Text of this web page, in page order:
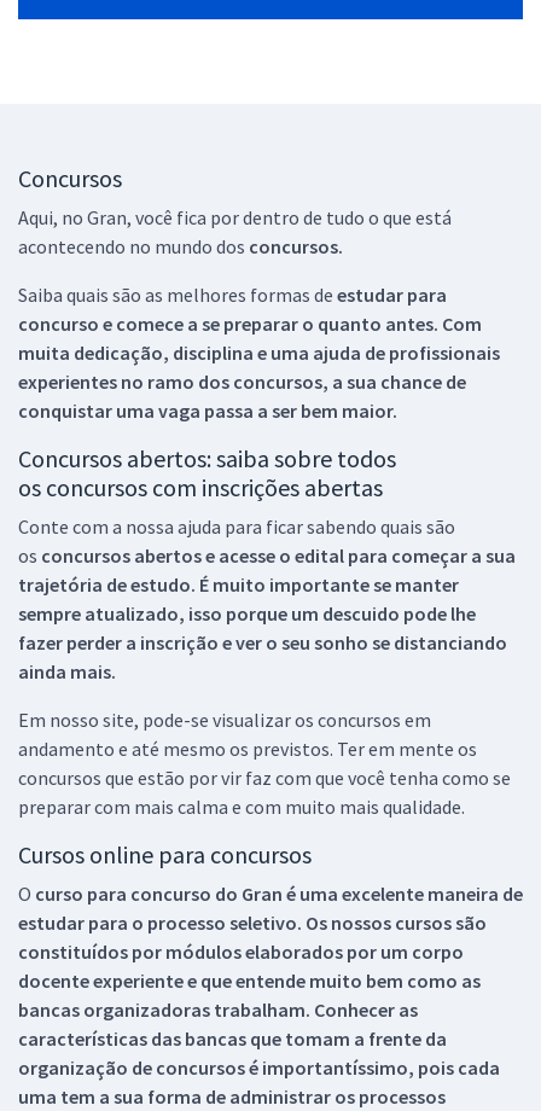
Concursos
Aqui, no Gran, você fica por dentro de tudo o que está
acontecendo no mundo dos concursos.
Saiba quais são as melhores formas de estudar para
concurso e comece a se preparar o quanto antes. Com
muita dedicação, disciplina e uma ajuda de profissionais
experientes no ramo dos concursos, a sua chance de
conquistar uma vaga passa a ser bem maior.
Concursos abertos: saiba sobre todos
os concursos com inscrições abertas
Conte com a nossa ajuda para ficar sabendo quais são
os concursos abertos e acesse o edital para começar a sua
trajetória de estudo. É muito importante se manter
sempre atualizado, isso porque um descuido pode lhe
fazer perder a inscrição e ver o seu sonho se distanciando
ainda mais.
Em nosso site, pode-se visualizar os concursos em
andamento e até mesmo os previstos. Ter em mente os
concursos que estão por vir faz com que você tenha como se
preparar com mais calma e com muito mais qualidade.
Cursos online para concursos
O curso para concurso do Gran é uma excelente maneira de
estudar para o processo seletivo. Os nossos cursos são
constituídos por módulos elaborados por um corpo
docente experiente e que entende muito bem como as
bancas organizadoras trabalham. Conhecer as
características das bancas que tomam a frente da
organização de concursos é importantíssimo, pois cada
uma tem a sua forma de administrar os processos